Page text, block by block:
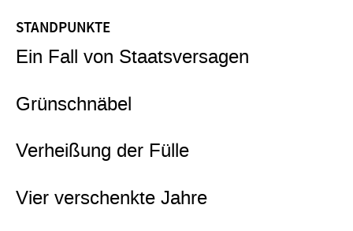
STANDPUNKTE
Ein Fall von Staatsversagen
Grünschnäbel
Verheißung der Fülle
Vier verschenkte Jahre